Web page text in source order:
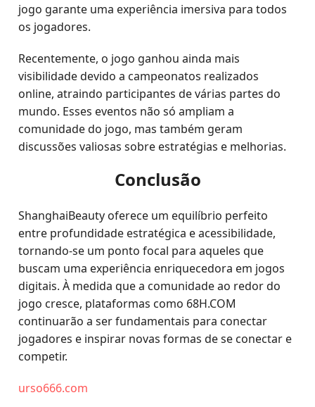
jogo garante uma experiência imersiva para todos
os jogadores.
Recentemente, o jogo ganhou ainda mais
visibilidade devido a campeonatos realizados
online, atraindo participantes de várias partes do
mundo. Esses eventos não só ampliam a
comunidade do jogo, mas também geram
discussões valiosas sobre estratégias e melhorias.
Conclusão
ShanghaiBeauty oferece um equilíbrio perfeito
entre profundidade estratégica e acessibilidade,
tornando-se um ponto focal para aqueles que
buscam uma experiência enriquecedora em jogos
digitais. À medida que a comunidade ao redor do
jogo cresce, plataformas como 68H.COM
continuarão a ser fundamentais para conectar
jogadores e inspirar novas formas de se conectar e
competir.
urso666.com